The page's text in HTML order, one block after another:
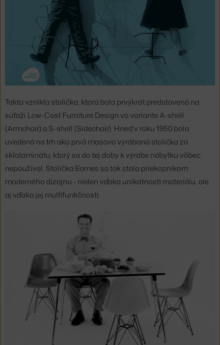
Takto vznikla stolička, ktorá bola prvýkrát predstavená na
súťaži Low-Cost Furniture Design vo variante A-shell
(Armchair) a S-shell (Sidechair). Hneď v roku 1950 bola
uvedená na trh ako prvá masovo vyrábaná stolička zo
sklolaminátu, ktorý sa do tej doby k výrobe nábytku vôbec
nepoužíval. Stolička Eames sa tak stala priekopníkom
moderného dizajnu - nielen vďaka unikátnosti materiálu, ale
aj vďaka jej multifunkčnosti.